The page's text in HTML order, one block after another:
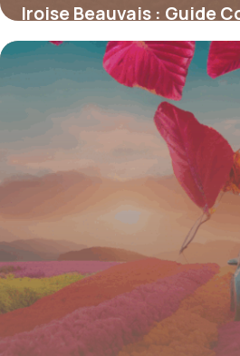
Iroise Beauvais : Guide
2026
4 novembre 2025